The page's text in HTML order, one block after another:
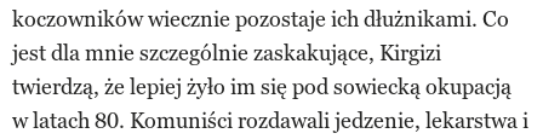
koczowników wiecznie pozostaje ich dłużnikami. Co
jest dla mnie szczególnie zaskakujące, Kirgizi
twierdzą, że lepiej żyło im się pod sowiecką okupacją
w latach 80. Komuniści rozdawali jedzenie, lekarstwa i